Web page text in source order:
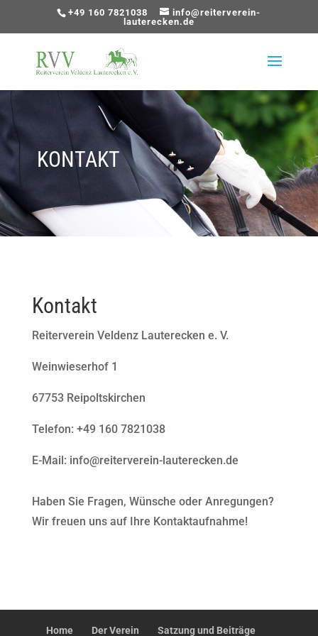
+49 160 7821038
info@reiterverein-
lauterecken.de
KONTAKT
Kontakt
Reiterverein Veldenz Lauterecken e. V.
Weinwieserhof 1
67753 Reipoltskirchen
Telefon: +49 160 7821038
E-Mail: info@reiterverein-lauterecken.de
Haben Sie Fragen, Wünsche oder Anregungen?
Wir freuen uns auf Ihre Kontaktaufnahme!
Home Der Verein Satzung und Beiträge